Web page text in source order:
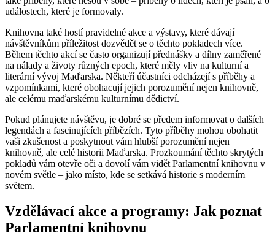
událostech, které je formovaly.
Knihovna také hostí pravidelné akce a výstavy, které dávají
návštěvníkům příležitost dozvědět se o těchto pokladech více.
Během těchto akcí se často organizují přednášky a dílny zaměřené
na nálady a životy různých epoch, které měly vliv na kulturní a
literární vývoj Maďarska. Někteří účastníci odcházejí s příběhy a
vzpomínkami, které obohacují jejich porozumění nejen knihovně,
ale celému maďarskému kulturnímu dědictví.
Pokud plánujete návštěvu, je dobré se předem informovat o dalších
legendách a fascinujících příbězích. Tyto příběhy mohou obohatit
vaši zkušenost a poskytnout vám hlubší porozumění nejen
knihovně, ale celé historii Maďarska. Prozkoumání těchto skrytých
pokladů vám otevře oči a dovolí vám vidět Parlamentní knihovnu v
novém světle – jako místo, kde se setkává historie s moderním
světem.
Vzdělávací akce a programy: Jak poznat
Parlamentní knihovnu